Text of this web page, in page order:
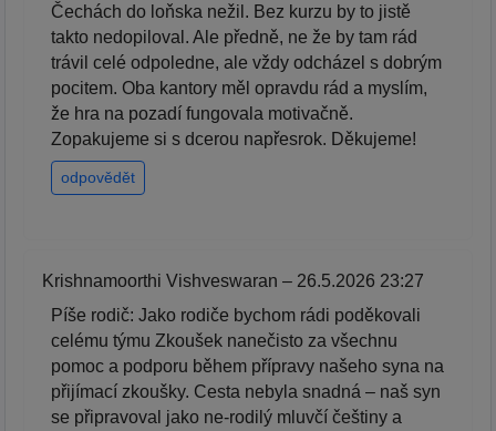
Čechách do loňska nežil. Bez kurzu by to jistě
takto nedopiloval. Ale předně, ne že by tam rád
trávil celé odpoledne, ale vždy odcházel s dobrým
pocitem. Oba kantory měl opravdu rád a myslím,
že hra na pozadí fungovala motivačně.
Zopakujeme si s dcerou napřesrok. Děkujeme!
odpovědět
Krishnamoorthi Vishveswaran – 26.5.2026 23:27
Píše rodič: Jako rodiče bychom rádi poděkovali
celému týmu Zkoušek nanečisto za všechnu
pomoc a podporu během přípravy našeho syna na
přijímací zkoušky. Cesta nebyla snadná – naš syn
se připravoval jako ne-rodilý mluvčí češtiny a